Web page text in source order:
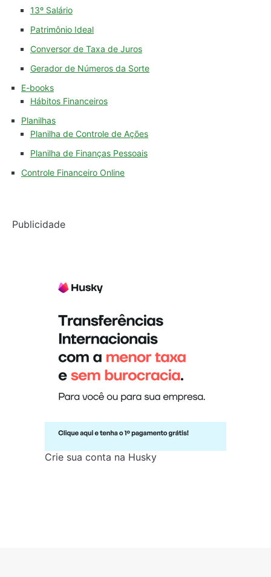
13º Salário
Patrimônio Ideal
Conversor de Taxa de Juros
Gerador de Números da Sorte
E-books
Hábitos Financeiros
Planilhas
Planilha de Controle de Ações
Planilha de Finanças Pessoais
Controle Financeiro Online
Publicidade
Crie sua conta na Husky